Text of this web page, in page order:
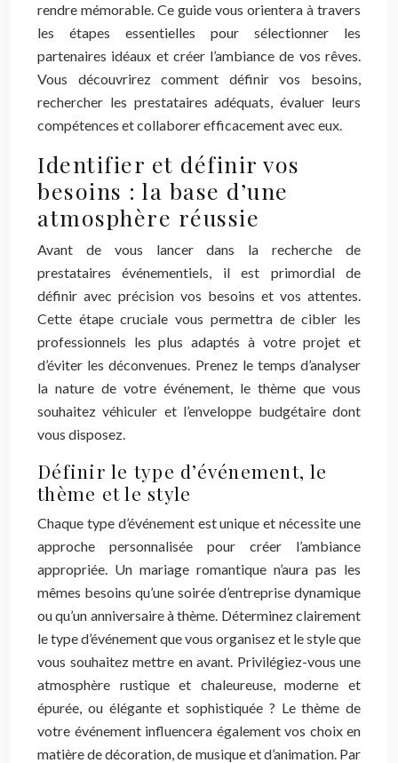
rendre mémorable. Ce guide vous orientera à travers
les étapes essentielles pour sélectionner les
partenaires idéaux et créer l’ambiance de vos rêves.
Vous découvrirez comment définir vos besoins,
rechercher les prestataires adéquats, évaluer leurs
compétences et collaborer efficacement avec eux.
Identifier et définir vos
besoins : la base d’une
atmosphère réussie
Avant de vous lancer dans la recherche de
prestataires événementiels, il est primordial de
définir avec précision vos besoins et vos attentes.
Cette étape cruciale vous permettra de cibler les
professionnels les plus adaptés à votre projet et
d’éviter les déconvenues. Prenez le temps d’analyser
la nature de votre événement, le thème que vous
souhaitez véhiculer et l’enveloppe budgétaire dont
vous disposez.
Définir le type d’événement, le
thème et le style
Chaque type d’événement est unique et nécessite une
approche personnalisée pour créer l’ambiance
appropriée. Un mariage romantique n’aura pas les
mêmes besoins qu’une soirée d’entreprise dynamique
ou qu’un anniversaire à thème. Déterminez clairement
le type d’événement que vous organisez et le style que
vous souhaitez mettre en avant. Privilégiez-vous une
atmosphère rustique et chaleureuse, moderne et
épurée, ou élégante et sophistiquée ? Le thème de
votre événement influencera également vos choix en
matière de décoration, de musique et d’animation. Par